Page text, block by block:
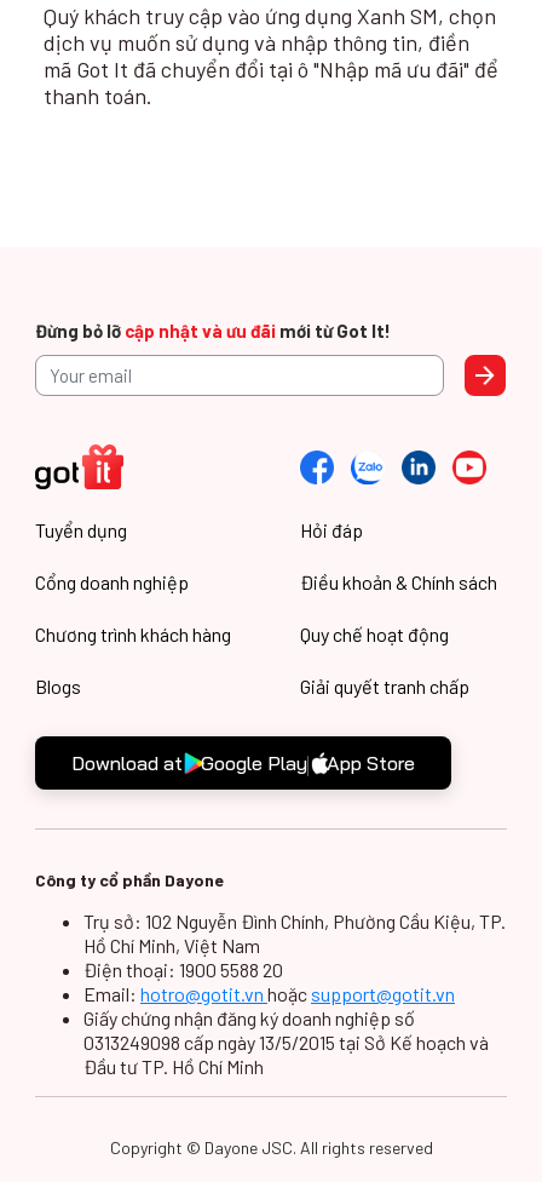
Quý khách truy cập vào ứng dụng Xanh SM, chọn
dịch vụ muốn sử dụng và nhập thông tin, điền
mã Got It đã chuyển đổi tại ô "Nhập mã ưu đãi" để
thanh toán.
Đừng bỏ lỡ cập nhật và ưu đãi mới từ Got It!
Tuyển dụng
Cổng doanh nghiệp
Chương trình khách hàng
Blogs
Hỏi đáp
Điều khoản & Chính sách
Quy chế hoạt động
Giải quyết tranh chấp
Download at Google Play App Store
Công ty cổ phần Dayone
Trụ sở: 102 Nguyễn Đình Chính, Phường Cầu Kiệu, TP.
Hồ Chí Minh, Việt Nam
Điện thoại: 1900 5588 20
Email: hotro@gotit.vn hoặc support@gotit.vn
Giấy chứng nhận đăng ký doanh nghiệp số
0313249098 cấp ngày 13/5/2015 tại Sở Kế hoạch và
Đầu tư TP. Hồ Chí Minh
Copyright © Dayone JSC. All rights reserved